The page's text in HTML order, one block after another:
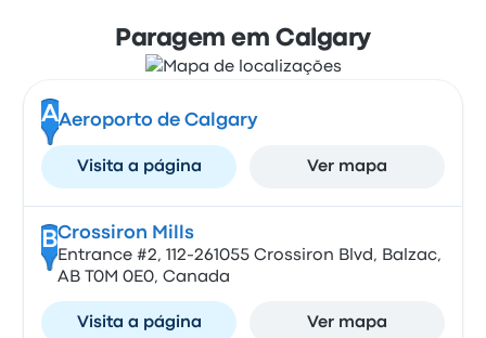
Paragem em Calgary
AAeroporto de Calgary
Visita a página Ver mapa
BCrossiron Mills
Entrance #2, 112-261055 Crossiron Blvd, Balzac,
AB T0M 0E0, Canada
Visita a página Ver mapa